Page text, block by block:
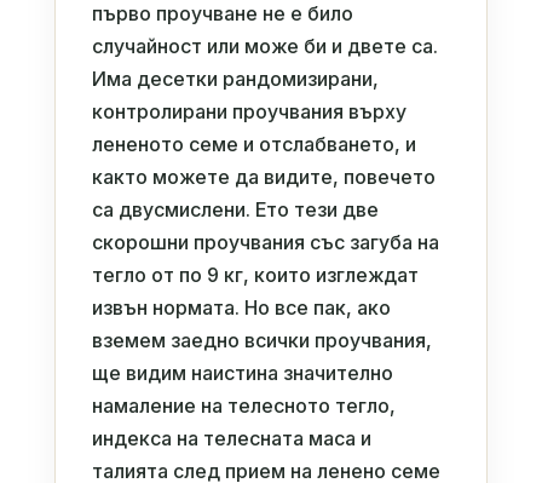
първо проучване не е било
случайност или може би и двете са.
Има десетки рандомизирани,
контролирани проучвания върху
лененото семе и отслабването, и
както можете да видите, повечето
са двусмислени. Ето тези две
скорошни проучвания със загуба на
тегло от по 9 кг, които изглеждат
извън нормата. Но все пак, ако
вземем заедно всички проучвания,
ще видим наистина значително
намаление на телесното тегло,
индекса на телесната маса и
талията след прием на ленено семе